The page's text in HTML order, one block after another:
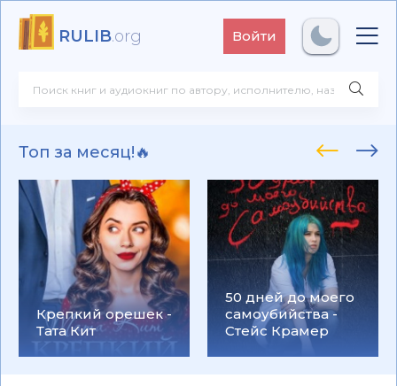
RULIB.org Войти
Топ за месяц!🔥
Крепкий орешек -
Тата Кит
50 дней до моего
самоубийства -
Стейс Крамер